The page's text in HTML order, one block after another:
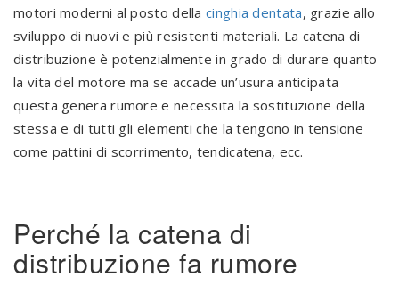
motori moderni al posto dellacinghia dentata, grazie allo
sviluppo di nuovi e più resistenti materiali. La catena di
distribuzione è potenzialmente in grado di durare quanto
la vita del motore ma se accade un’usura anticipata
questa genera rumore e necessita la sostituzione della
stessa e di tutti gli elementi che la tengono in tensione
come pattini di scorrimento, tendicatena, ecc.
Perché la catena di
distribuzione fa rumore